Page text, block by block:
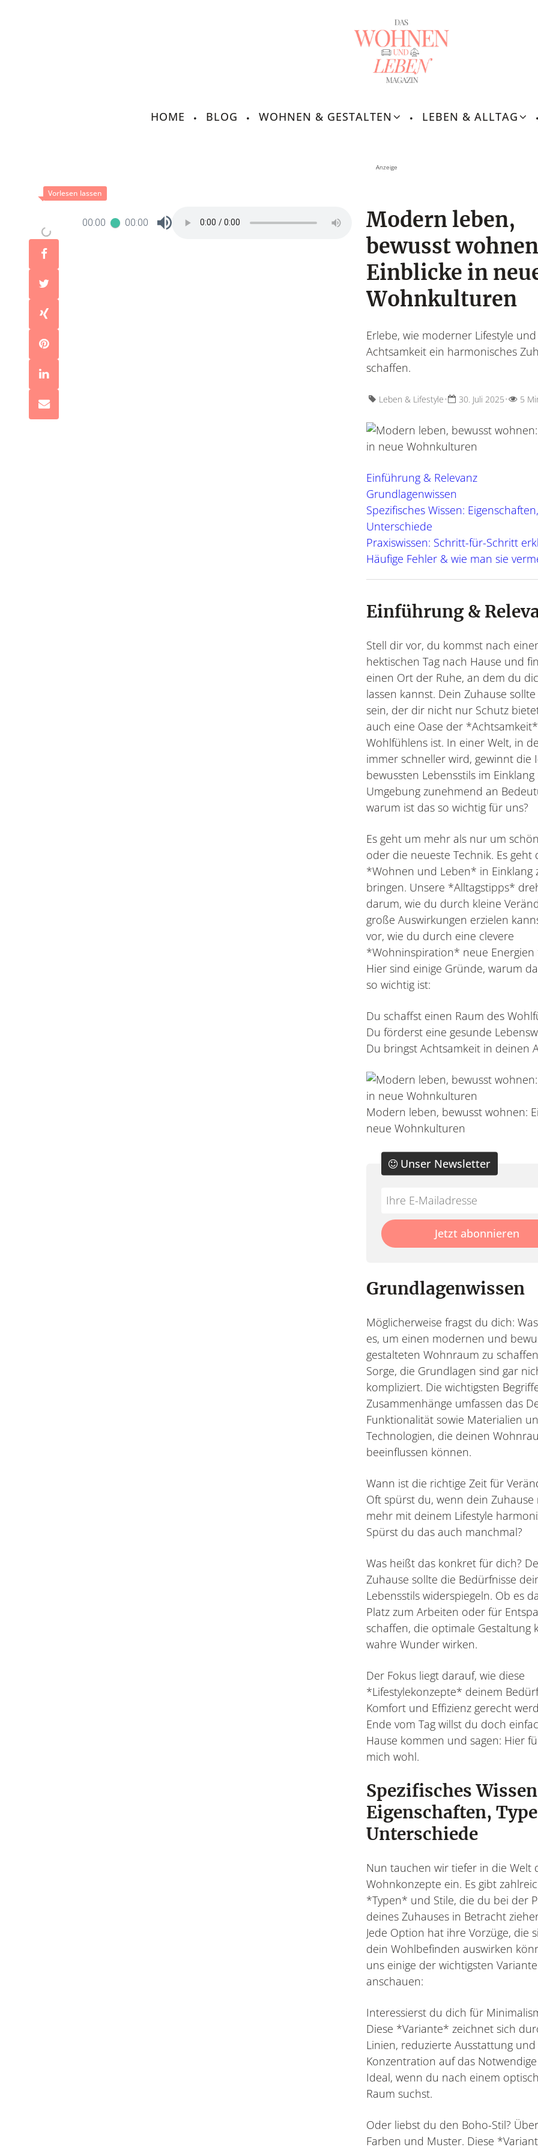
HOME BLOG WOHNEN & GESTALTEN
Wohnen
Garten
Urban Gardening,
&
LEBEN & ALLTAG
Gesundheit
Work Life Balance,
00:00 00:00
Modern leben,
bewusst
Einblicke in
Wohnkulturen
Erlebe, wie moderner Lifestyle und
Achtsamkeit ein harmonisches
schaffen.
Leben & Lifestyle• 30. Juli 2025• 5
Einführung & Relevanz
Grundlagenwissen
Spezifisches Wissen:
Unterschiede
Praxiswissen: Schritt-für-Schritt
Häufige Fehler & wie man sie
Einführung &
Stell dir vor, du kommst nach
hektischen Tag nach Hause und
einen Ort der Ruhe, an dem du
lassen kannst. Dein Zuhause
sein, der dir nicht nur Schutz
auch eine Oase der
Wohlfühlens ist. In einer Welt, in
immer schneller wird, gewinnt die
bewussten Lebensstils im
Umgebung zunehmend an
warum ist das so wichtig für uns?
Es geht um mehr als nur um
oder die neueste Technik. Es geht
*Wohnen und Leben* in Einklang
bringen. Unsere *Alltagstipps*
darum, wie du durch kleine
große Auswirkungen erzielen
vor, wie du durch eine clevere
*Wohninspiration* neue Energien
Hier sind einige Gründe, warum
so wichtig ist:
Du schaffst einen Raum des
Du förderst eine gesunde
Du bringst Achtsamkeit in deinen
Modern leben, bewusst wohnen:
neue Wohnkulturen
Do
fill
this
Unser Newsletter
*Ihre
Mailadresse:Jetzt abonnieren
Grundlagenwissen
Möglicherweise fragst du dich:
es, um einen modernen und
gestalteten Wohnraum zu
Sorge, die Grundlagen sind gar
kompliziert. Die wichtigsten
Zusammenhänge umfassen das
Funktionalität sowie Materialien
Technologien, die deinen
beeinflussen können.
Wann ist die richtige Zeit für
Oft spürst du, wenn dein Zuhause
mehr mit deinem Lifestyle
Spürst du das auch manchmal?
Was heißt das konkret für dich?
Zuhause sollte die Bedürfnisse
Lebensstils widerspiegeln. Ob es
Platz zum Arbeiten oder für
schaffen, die optimale Gestaltung
wahre Wunder wirken.
Der Fokus liegt darauf, wie diese
*Lifestylekonzepte* deinem
Komfort und Effizienz gerecht
Ende vom Tag willst du doch
Hause kommen und sagen: Hier
mich wohl.
Spezifisches
Eigenschaften,
Unterschiede
Nun tauchen wir tiefer in die Welt
Wohnkonzepte ein. Es gibt
*Typen* und Stile, die du bei der
deines Zuhauses in Betracht
Jede Option hat ihre Vorzüge, die
dein Wohlbefinden auswirken
uns einige der wichtigsten
anschauen:
Interessierst du dich für
Diese *Variante* zeichnet sich
Linien, reduzierte Ausstattung und
Konzentration auf das
Ideal, wenn du nach einem
Raum suchst.
Oder liebst du den Boho-Stil?
Farben und Muster. Diese